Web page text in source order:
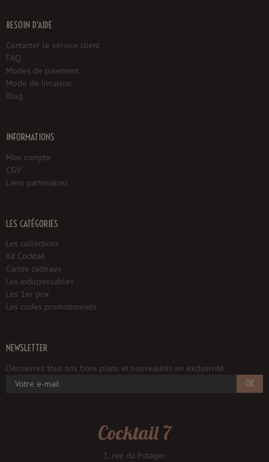
BESOIN D'AIDE
Contacter le service client
FAQ
Modes de paiement
Mode de livraison
Blog
INFORMATIONS
Mon compte
CGV
Liens partenaires
LES CATÉGORIES
Les collections
Kit Cocktail
Cartes cadeaux
Les indispensables
Les 1er prix
Les codes promotionnels
NEWSLETTER
Découvrez tous nos bons plans et nouveautés en exclusivité
OK
Cocktail 7
1, rue du Potager